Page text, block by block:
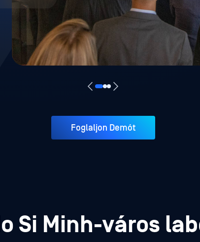
Foglaljon Demót
Si Minh-város